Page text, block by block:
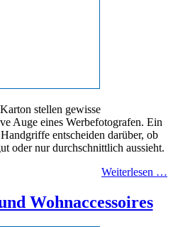
stellen gewisse
Auge eines Werbefotografen. Ein
entscheiden darüber, ob
oder nur durchschnittlich aussieht.
Weiterlesen …
Wohnaccessoires